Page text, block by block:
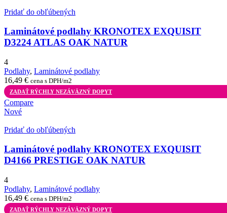
Pridať do obľúbených
Laminátové podlahy KRONOTEX EXQUISIT
D3224 ATLAS OAK NATUR
4
Podlahy, Laminátové podlahy
16,49 € cena s DPH/m2
ZADAŤ RÝCHLY NEZÁVÄZNÝ DOPYT
Compare
Nové
Pridať do obľúbených
Laminátové podlahy KRONOTEX EXQUISIT
D4166 PRESTIGE OAK NATUR
4
Podlahy, Laminátové podlahy
16,49 € cena s DPH/m2
ZADAŤ RÝCHLY NEZÁVÄZNÝ DOPYT